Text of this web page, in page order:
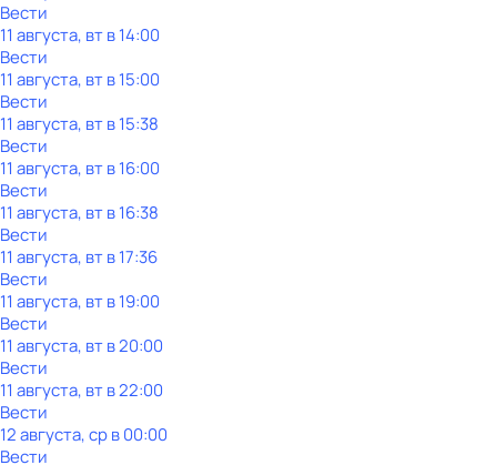
Вести
11 августа, вт в 14:00
Вести
11 августа, вт в 15:00
Вести
11 августа, вт в 15:38
Вести
11 августа, вт в 16:00
Вести
11 августа, вт в 16:38
Вести
11 августа, вт в 17:36
Вести
11 августа, вт в 19:00
Вести
11 августа, вт в 20:00
Вести
11 августа, вт в 22:00
Вести
12 августа, ср в 00:00
Вести